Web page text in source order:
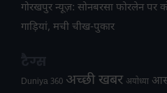
गोरखपुर न्यूज़: सोनबरसा फोरलेन पर
गाड़ियां, मची चीख-पुकार
Duniya 360 अच्छी खबर अयोध्या